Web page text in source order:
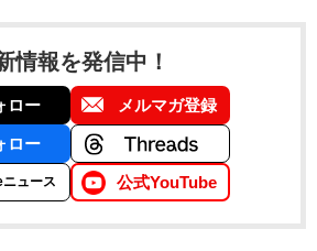
情報を発信中！
ロー メルマガ登録
ロー
ュース 公式YouTube